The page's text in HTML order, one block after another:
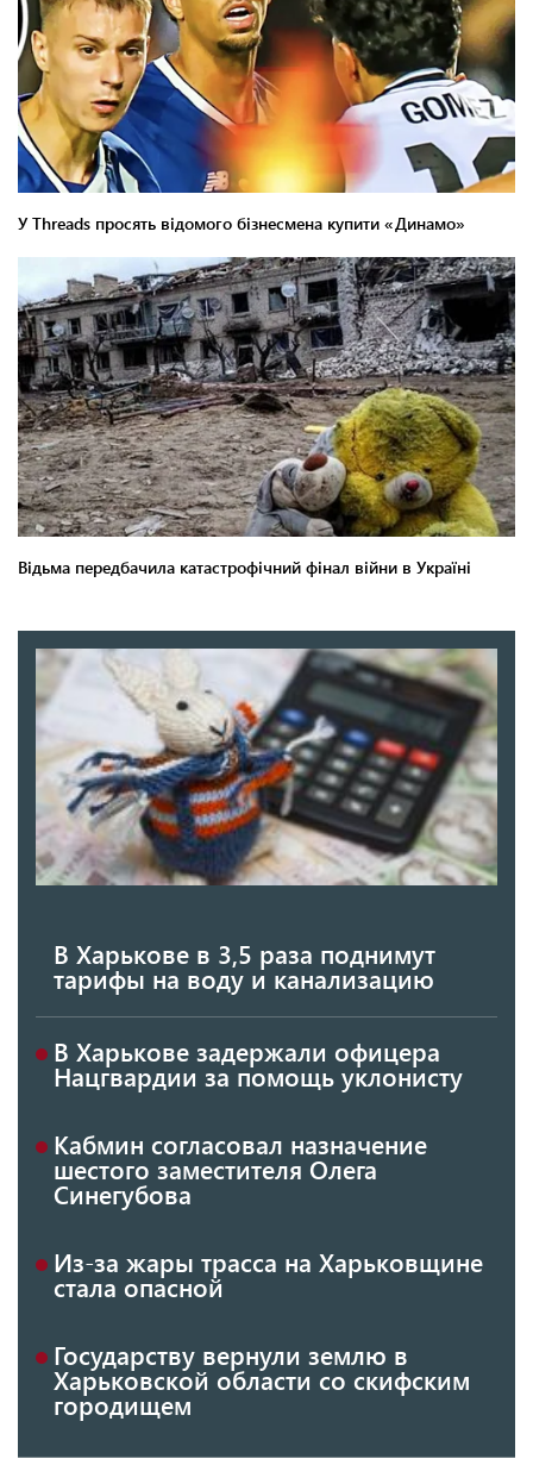
В Харькове в 3,5 раза поднимут
тарифы на воду и канализацию
В Харькове задержали офицера
Нацгвардии за помощь уклонисту
Кабмин согласовал назначение
шестого заместителя Олега
Синегубова
Из-за жары трасса на Харьковщине
стала опасной
Государству вернули землю в
Харьковской области со скифским
городищем